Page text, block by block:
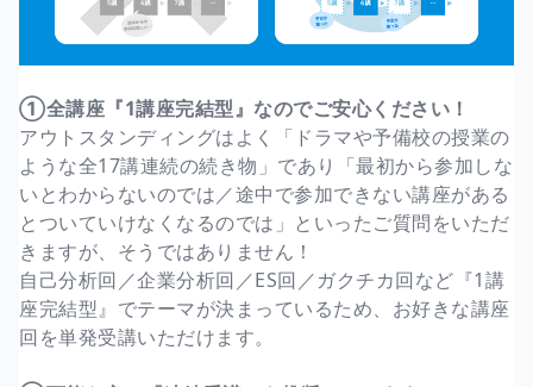
①全講座『1講座完結型』なのでご安心ください！
アウトスタンディングはよく「ドラマや予備校の授業の
ような全17講連続の続き物」であり「最初から参加しな
いとわからないのでは／途中で参加できない講座がある
とついていけなくなるのでは」といったご質問をいただ
きますが、そうではありません！
自己分析回／企業分析回／ES回／ガクチカ回など『1講
座完結型』でテーマが決まっているため、お好きな講座
回を単発受講いただけます。